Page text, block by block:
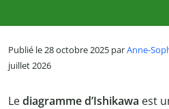
Publié le 28 octobre 2025 parAnne-
juillet 2026
Lediagramme d’Ishikawa est